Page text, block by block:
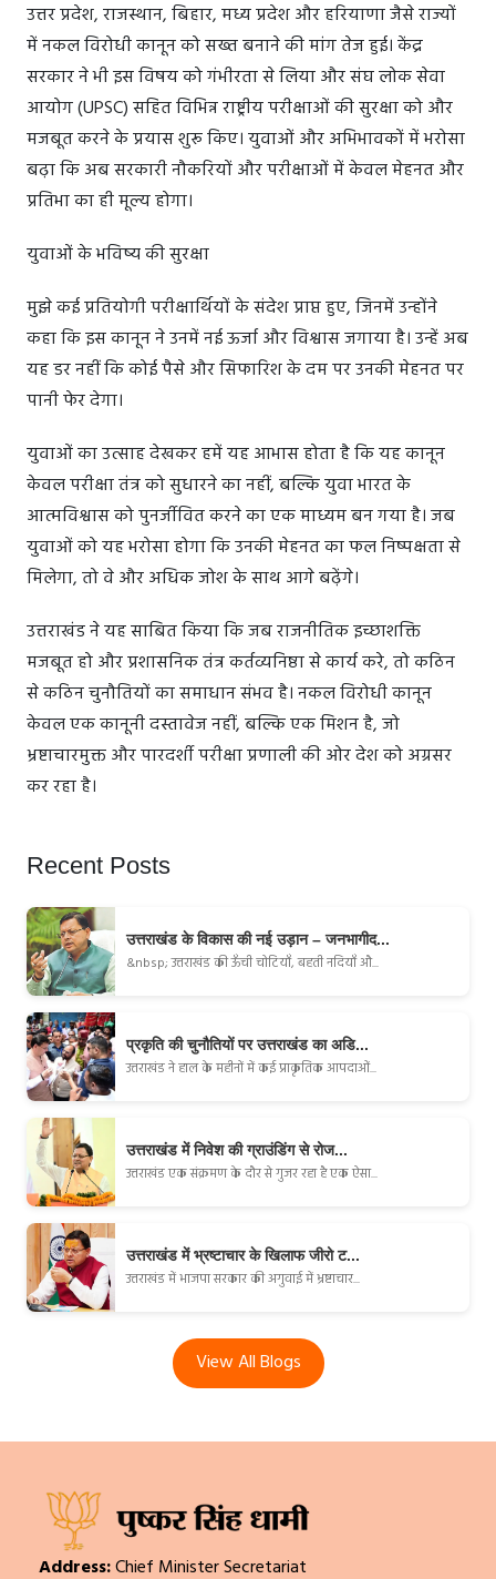
उत्तर प्रदेश, राजस्थान, बिहार, मध्य प्रदेश और हरियाणा जैसे राज्यों
में नकल विरोधी कानून को सख्त बनाने की मांग तेज हुई। केंद्र
सरकार ने भी इस विषय को गंभीरता से लिया और संघ लोक सेवा
आयोग (UPSC) सहित विभिन्न राष्ट्रीय परीक्षाओं की सुरक्षा को और
मजबूत करने के प्रयास शुरू किए। युवाओं और अभिभावकों में भरोसा
बढ़ा कि अब सरकारी नौकरियों और परीक्षाओं में केवल मेहनत और
प्रतिभा का ही मूल्य होगा।
युवाओं के भविष्य की सुरक्षा
मुझे कई प्रतियोगी परीक्षार्थियों के संदेश प्राप्त हुए, जिनमें उन्होंने
कहा कि इस कानून ने उनमें नई ऊर्जा और विश्वास जगाया है। उन्हें अब
यह डर नहीं कि कोई पैसे और सिफारिश के दम पर उनकी मेहनत पर
पानी फेर देगा।
युवाओं का उत्साह देखकर हमें यह आभास होता है कि यह कानून
केवल परीक्षा तंत्र को सुधारने का नहीं, बल्कि युवा भारत के
आत्मविश्वास को पुनर्जीवित करने का एक माध्यम बन गया है। जब
युवाओं को यह भरोसा होगा कि उनकी मेहनत का फल निष्पक्षता से
मिलेगा, तो वे और अधिक जोश के साथ आगे बढ़ेंगे।
उत्तराखंड ने यह साबित किया कि जब राजनीतिक इच्छाशक्ति
मजबूत हो और प्रशासनिक तंत्र कर्तव्यनिष्ठा से कार्य करे, तो कठिन
से कठिन चुनौतियों का समाधान संभव है। नकल विरोधी कानून
केवल एक कानूनी दस्तावेज नहीं, बल्कि एक मिशन है, जो
भ्रष्टाचारमुक्त और पारदर्शी परीक्षा प्रणाली की ओर देश को अग्रसर
कर रहा है।
Recent Posts
उत्तराखंड के विकास की नई उड़ान – जनभागीद...
&nbsp; उत्तराखंड की ऊँची चोटियाँ, बहती नदियाँ औ...
प्रकृति की चुनौतियों पर उत्तराखंड का अडि...
उत्तराखंड ने हाल के महीनों में कई प्राकृतिक आपदाओं...
उत्तराखंड में निवेश की ग्राउंडिंग से रोज...
उत्तराखंड एक संक्रमण के दौर से गुजर रहा है एक ऐसा...
उत्तराखंड में भ्रष्टाचार के खिलाफ जीरो ट...
उत्तराखंड में भाजपा सरकार की अगुवाई में भ्रष्टाचार...
View All Blogs
Address:Chief Minister Secretariat